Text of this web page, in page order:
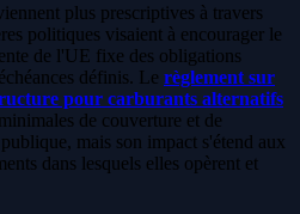
plus prescriptives à travers
politiques visaient à encourager le
de l'UE fixe des obligations
définis. Le règlement sur
pour carburants alternatifs
de couverture et de
mais son impact s'étend aux
dans lesquels elles opèrent et